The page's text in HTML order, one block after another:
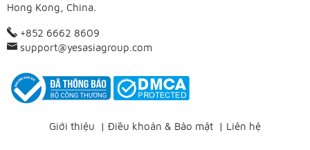
Hong Kong, China.
+852 6662 8609
support@yesasiagroup.com
Giới thiệu | Điều khoản & Bảo mật | Liên hệ